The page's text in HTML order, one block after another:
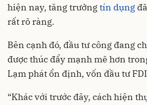
hiện nay, tăng trưởngtín dụng
rất rõ ràng.
Bên cạnh đó, đầu tư công đang
được thúc đẩy mạnh mẽ hơn
Lạm phát ổn định, vốn đầu tư
“Khác với trước đây, cách hiện